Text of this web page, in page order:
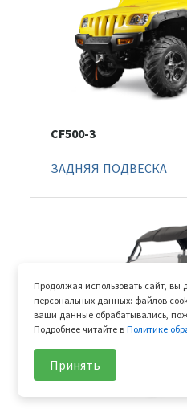
CF500-3
ЗАДНЯЯ ПОДВЕСКА
Продолжая использовать сайт, вы
персональных данных: файлов
ваши данные обрабатывались,
Подробнее читайте вПолитике
Принять